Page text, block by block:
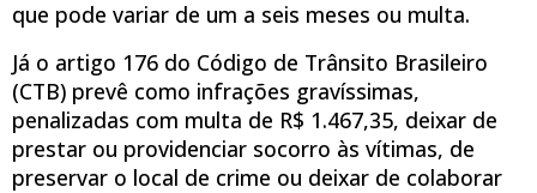
que pode variar de um a seis meses ou multa.
Já o artigo 176 do Código de Trânsito Brasileiro
(CTB) prevê como infrações gravíssimas,
penalizadas com multa de R$ 1.467,35, deixar de
prestar ou providenciar socorro às vítimas, de
preservar o local de crime ou deixar de colaborar